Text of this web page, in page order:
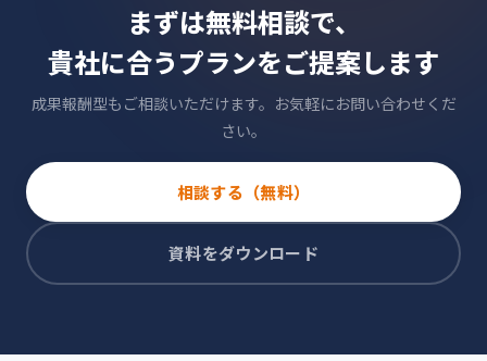
まずは無料相談で、
貴社に合うプランをご提案します
成果報酬型もご相談いただけます。お気軽にお問い合わせくだ
さい。
相談する（無料）
資料をダウンロード